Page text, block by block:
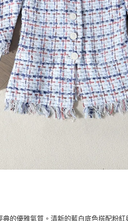
與購買須知
的優雅氣質。清新的藍白底色搭配粉